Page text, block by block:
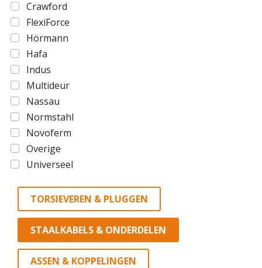
Crawford
FlexiForce
Hörmann
Hafa
Indus
Multideur
Nassau
Normstahl
Novoferm
Overige
Universeel
TORSIEVEREN & PLUGGEN
STAALKABELS & ONDERDELEN
ASSEN & KOPPELINGEN